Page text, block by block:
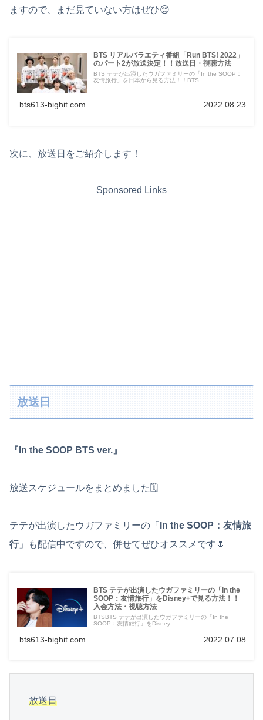
ますので、まだ見ていない方はぜひ😊
BTS リアルバラエティ番組「Run BTS! 2022」
のパート2が放送決定！！放送日・視聴方法
BTS テテが出演したウガファミリーの「In the SOOP：
友情旅行」を日本から見る方法！！BTS...
bts613-bighit.com 2022.08.23
次に、放送日をご紹介します！
Sponsored Links
放送日
『In the SOOP BTS ver.』
放送スケジュールをまとめました🗓
テテが出演したウガファミリーの「
In the SOOP：友情旅
行」も配信中ですので、併せてぜひオススメです🌷
BTS テテが出演したウガファミリーの「In the
SOOP：友情旅行」をDisney+で見る方法！！
入会方法・視聴方法
BTSBTS テテが出演したウガファミリーの「In the
SOOP：友情旅行」をDisney...
bts613-bighit.com 2022.07.08
放送日